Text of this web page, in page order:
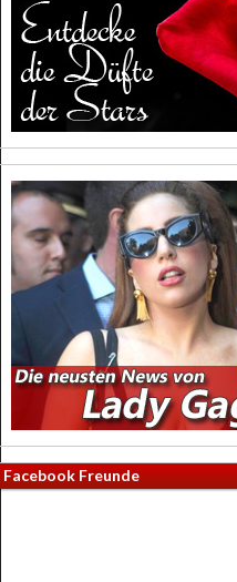
Facebook Freunde